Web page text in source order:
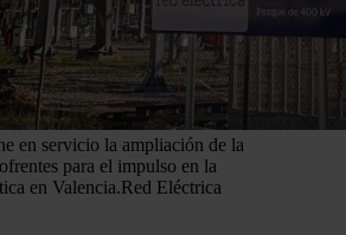
en servicio la ampliación de la
para el impulso en la
en Valencia.Red Eléctrica